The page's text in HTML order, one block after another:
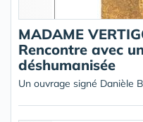
MADAME
Rencontre avec
déshumanisée
Un ouvrage signé Danièle